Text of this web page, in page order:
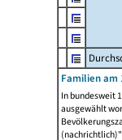
Familien am
In bundesweit
ausgewählt